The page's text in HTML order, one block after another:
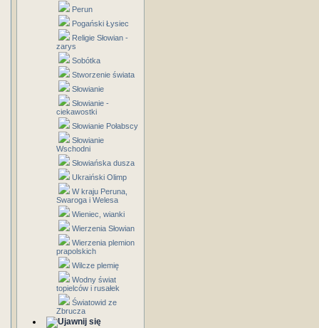
Perun
Pogański Łysiec
Religie Słowian -
zarys
Sobótka
Stworzenie świata
Słowianie
Słowianie -
ciekawostki
Słowianie Połabscy
Słowianie
Wschodni
Słowiańska dusza
Ukraiński Olimp
W kraju Peruna,
Swaroga i Welesa
Wieniec, wianki
Wierzenia Słowian
Wierzenia plemion
prapolskich
Wilcze plemię
Wodny świat
topielców i rusałek
Światowid ze
Zbrucza